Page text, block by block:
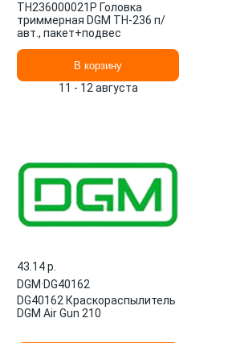
TH236000021P Головка
триммерная DGM TH-236 п/
авт., пакет+подвес
В корзину
11 - 12 августа
43.14 p.
DGM·DG40162
DG40162 Краскораспылитель
DGM Air Gun 210